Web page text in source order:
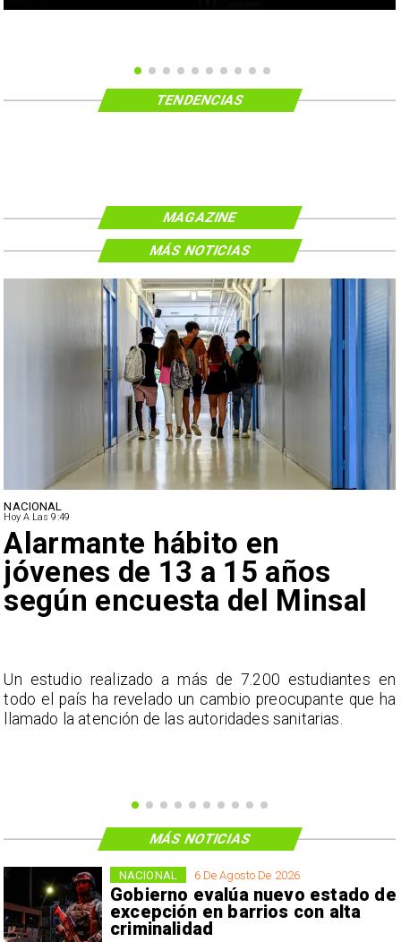
TENDENCIAS
MAGAZINE
NACIONAL
Hoy A Las 9:49
Alarmante hábito en
jóvenes de 13 a 15 años
según encuesta del Minsal
Un estudio realizado a más de 7.200 estudiantes en
todo el país ha revelado un cambio preocupante que ha
llamado la atención de las autoridades sanitarias.
MÁS NOTICIAS
6 De Agosto De 2026
Gobierno evalúa nuevo estado de
excepción en barrios con alta
criminalidad
NACIONAL
MÁS NOTICIAS